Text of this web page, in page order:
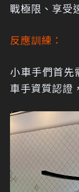
戰極限、享受
反應訓練：
小車手們首先
車手資質認證